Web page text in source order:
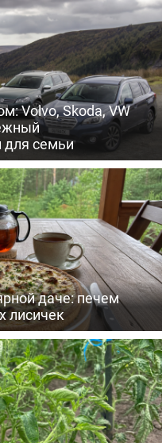
Volvo, Skoda, VW
для семьи
даче: печем
лисичек